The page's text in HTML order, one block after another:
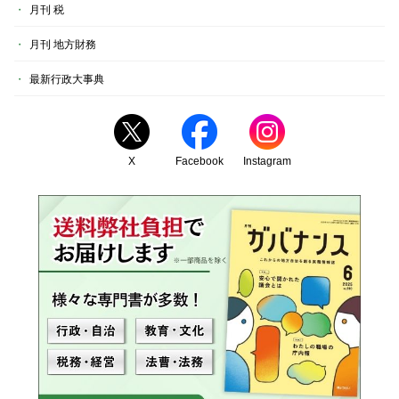
月刊 税
月刊 地方財務
最新行政大事典
X Facebook Instagram